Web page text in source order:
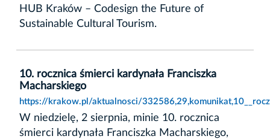
HUB Kraków – Codesign the Future of
Sustainable Cultural Tourism.
10. rocznica śmierci kardynała Franciszka
Macharskiego
https://krakow.pl/aktualnosci/
W niedzielę, 2 sierpnia, minie 10. rocznica
śmierci kardynała Franciszka Macharskiego,